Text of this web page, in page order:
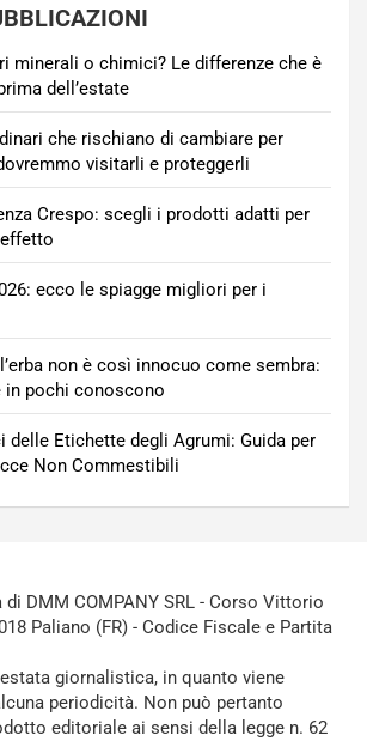
minerali o chimici? Le differenze che è
dell’estate
che rischiano di cambiare per
visitarli e proteggerli
Crespo: scegli i prodotti adatti per
ecco le spiagge migliori per i
non è così innocuo come sembra:
in pochi conoscono
delle Etichette degli Agrumi: Guida per
Non Commestibili
DMM COMPANY SRL - Corso Vittorio
Paliano (FR) - Codice Fiscale e Partita
giornalistica, in quanto viene
periodicità. Non può pertanto
editoriale ai sensi della legge n. 62